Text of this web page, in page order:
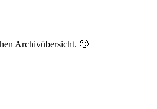
Archivübersicht. 🙂